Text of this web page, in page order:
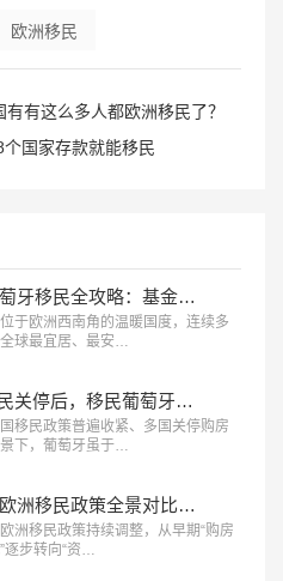
欧洲移民
有这么多人都欧洲移民了？
国家存款就能移民
2026葡萄牙移民全攻略：基金、D7、数字游民
于欧洲西南角的温暖国度，连续多
球最宜居、最安…
购房移民关停后，移民葡萄牙还有哪些路？
移民政策普遍收紧、多国关停购房
下，葡萄牙虽于…
2026年欧洲移民政策全景对比：主流国家路径、成本与适配人群分析
洲移民政策持续调整，从早期“购房
逐步转向“资…